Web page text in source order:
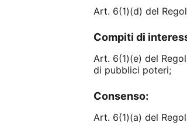
Art. 6(1)(d) del
Compiti di
Art. 6(1)(e) del
di pubblici poteri;
Consenso:
Art. 6(1)(a) del